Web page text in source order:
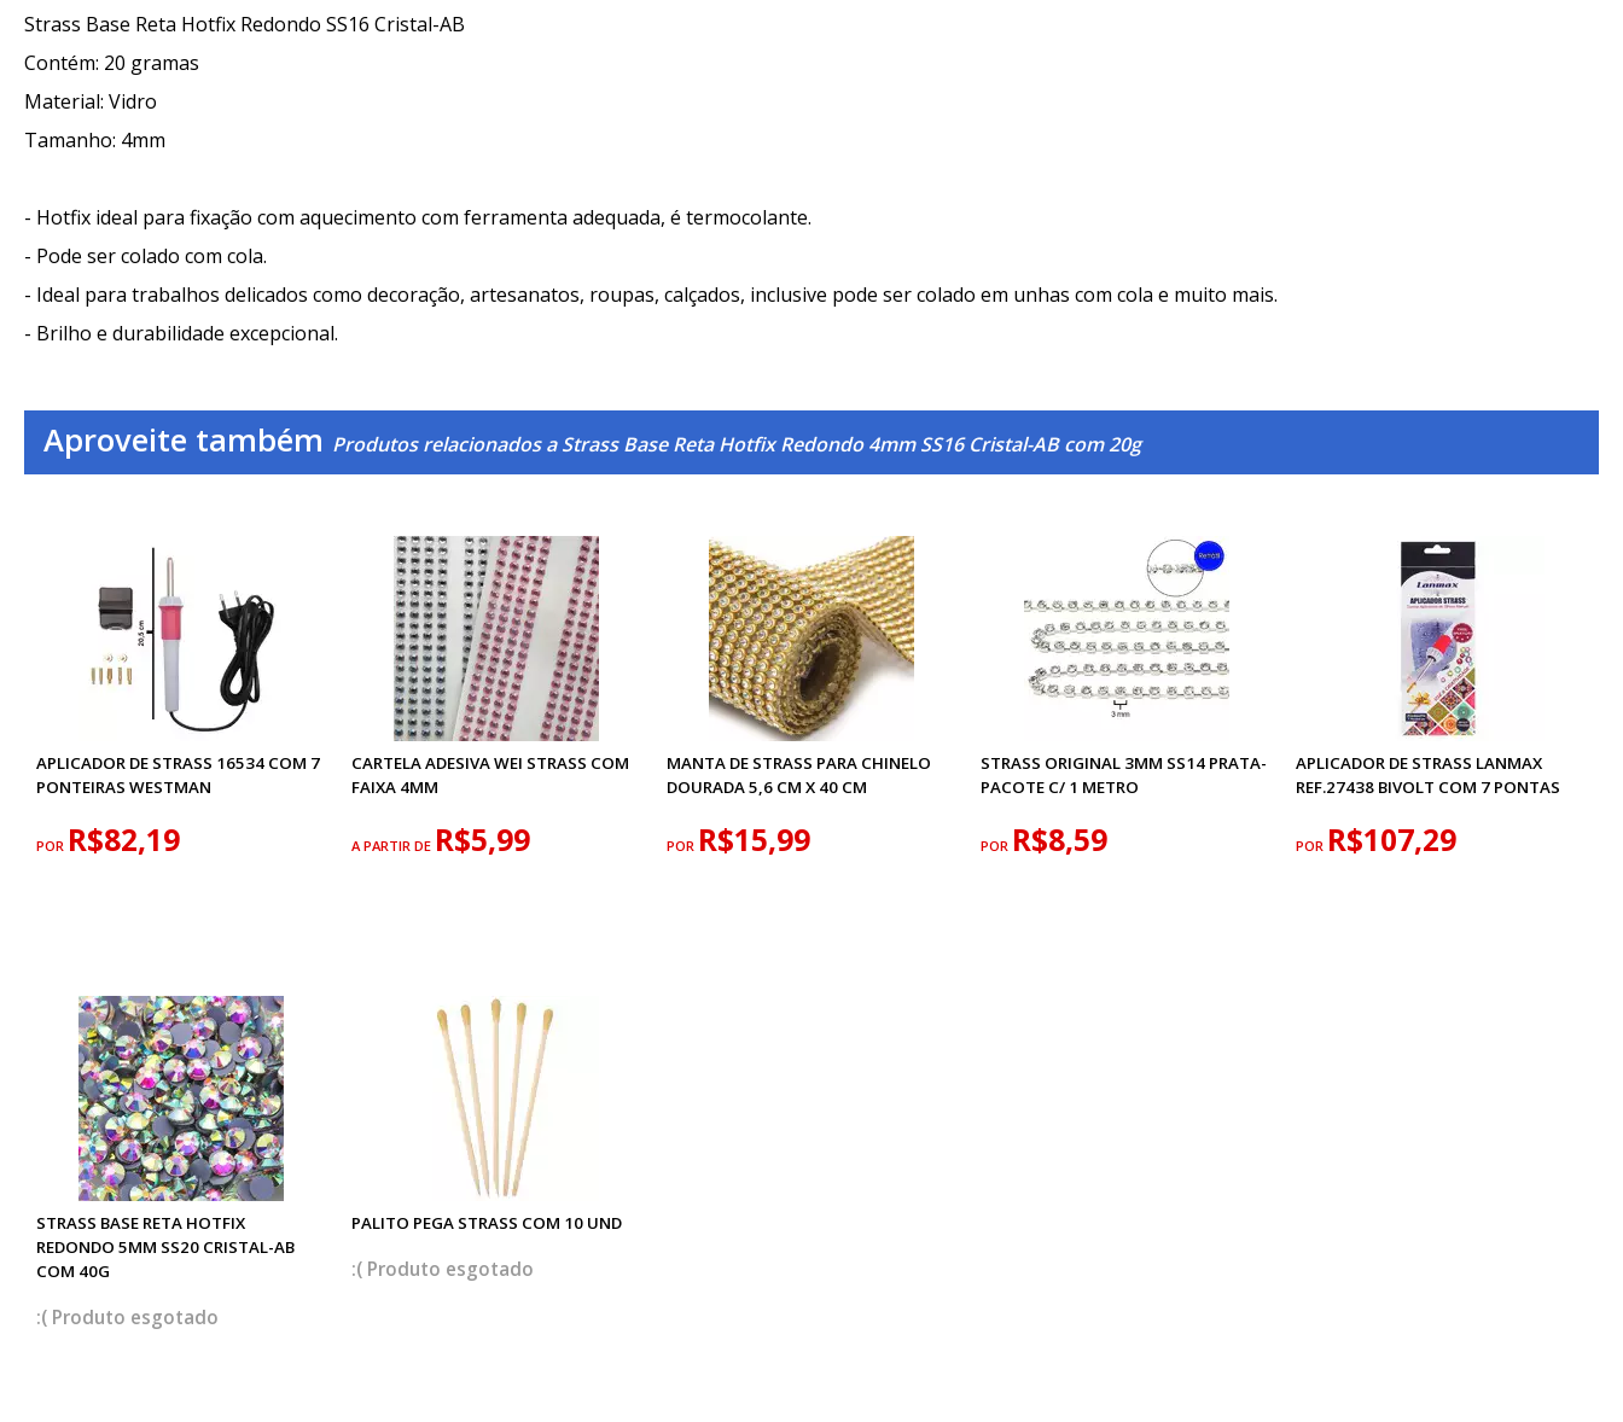
Strass Base Reta Hotfix Redondo SS16 Cristal-AB
Contém: 20 gramas
Material: Vidro
Tamanho: 4mm
- Hotfix ideal para fixação com aquecimento com ferramenta adequada, é termocolante.
- Pode ser colado com cola.
- Ideal para trabalhos delicados como decoração, artesanatos, roupas, calçados, inclusive pode ser colado em unhas com cola e muito mais.
- Brilho e durabilidade excepcional.
Aproveite também Produtos relacionados a Strass Base Reta Hotfix Redondo 4mm SS16 Cristal-AB com 20g
APLICADOR DE STRASS 16534 COM 7
PONTEIRAS WESTMAN
POR R$82,19
CARTELA ADESIVA WEI STRASS COM
FAIXA 4MM
A PARTIR DE R$5,99
MANTA DE STRASS PARA CHINELO
DOURADA 5,6 CM X 40 CM
POR R$15,99
STRASS ORIGINAL 3MM SS14 PRATA-
PACOTE C/ 1 METRO
POR R$8,59
APLICADOR DE STRASS LANMAX
REF.27438 BIVOLT COM 7 PONTAS
POR R$107,29
STRASS BASE RETA HOTFIX
REDONDO 5MM SS20 CRISTAL-AB
COM 40G
esgotado
PALITO PEGA STRASS COM 10 UND
esgotado